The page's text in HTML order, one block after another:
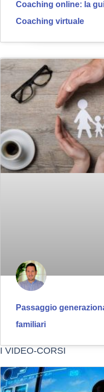
Coaching online: la
Coaching virtuale
Passaggio
familiari
I VIDEO-CORSI